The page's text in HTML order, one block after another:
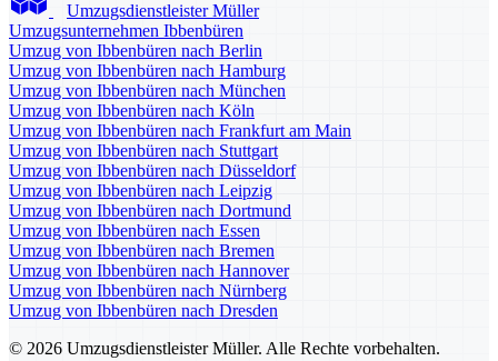
Umzugsdienstleister Müller
Umzugsunternehmen Ibbenbüren
Umzug von Ibbenbüren nach Berlin
Umzug von Ibbenbüren nach Hamburg
Umzug von Ibbenbüren nach München
Umzug von Ibbenbüren nach Köln
Umzug von Ibbenbüren nach Frankfurt am Main
Umzug von Ibbenbüren nach Stuttgart
Umzug von Ibbenbüren nach Düsseldorf
Umzug von Ibbenbüren nach Leipzig
Umzug von Ibbenbüren nach Dortmund
Umzug von Ibbenbüren nach Essen
Umzug von Ibbenbüren nach Bremen
Umzug von Ibbenbüren nach Hannover
Umzug von Ibbenbüren nach Nürnberg
Umzug von Ibbenbüren nach Dresden
© 2026 Umzugsdienstleister Müller. Alle Rechte vorbehalten.